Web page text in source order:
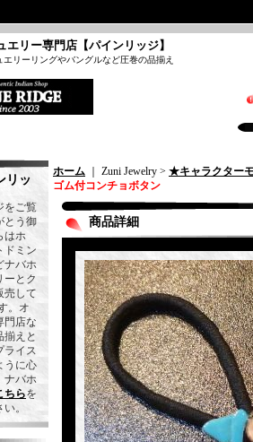
エリー専門店【パインリッジ】
リーリングやバングルなど圧巻の品揃え
リッ
をご覧
とう御
はホ
ドミン
ナバホ
ーとク
売して
。オ
門店な
揃えと
ライス
うに心
ナバホ
ちらを
。
ホーム ｜ Zuni Jewelry > ★キャラクター
ゴム付コンチョボタン
商品詳細